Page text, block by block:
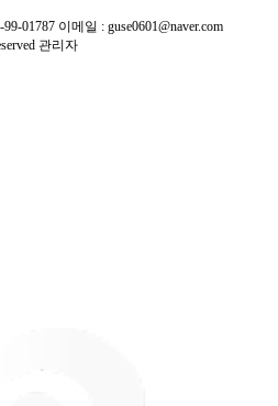
01787 이메일 : guse0601@naver.com
관리자